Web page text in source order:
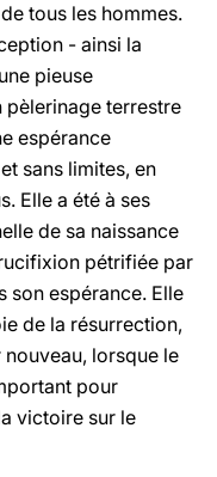
tous les hommes.
- ainsi la
pieuse
pèlerinage terrestre
espérance
sans limites, en
Elle a été à ses
de sa naissance
pétrifiée par
son espérance. Elle
de la résurrection,
lorsque le
pour
victoire sur le